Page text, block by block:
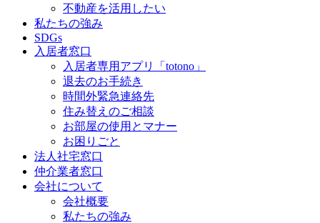
不動産を活用したい
私たちの強み
SDGs
入居者窓口
入居者専用アプリ「totono」
退去のお手続き
時間外緊急連絡先
住み替えのご相談
お部屋の使用とマナー
お困りごと
法人社宅窓口
仲介業者窓口
会社について
会社概要
私たちの強み